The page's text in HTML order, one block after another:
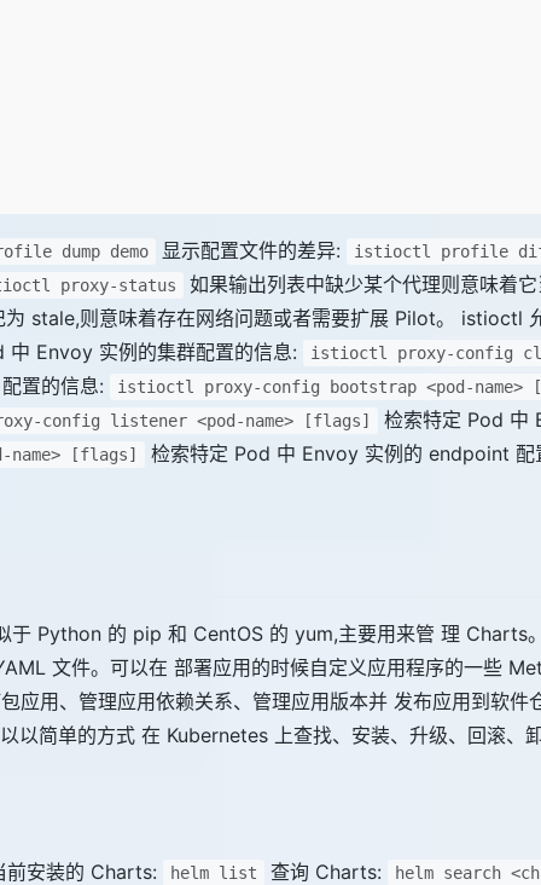
dump demo 显示配置文件的差异:
istioctl profile
proxy-status
如果输出列表中缺少某个代理则意味着
为 stale,则意味着存在网络问题或者需要扩展 Pilot。
Envoy 实例的集群配置的信息:
istioctl proxy-config
置的信息:
istioctl proxy-config bootstrap <pod-name>
config listener <pod-name> [flags]
检索特定 Pod 中
[flags] 检索特定 Pod 中 Envoy 实例的 endpoint
于 Python 的 pip 和 CentOS 的 yum,主要用来管 理 Charts
文件。可以在 部署应用的时候自定义应用程序的一些
应用、管理应用依赖关系、管理应用版本并 发布应用到软
以简单的方式 在 Kubernetes 上查找、安装、升级、回滚、
安装的 Charts: helm list 查询 Charts:
helm search